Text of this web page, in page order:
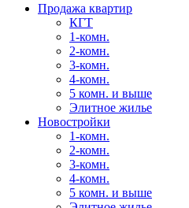
Продажа квартир
КГТ
1-комн.
2-комн.
3-комн.
4-комн.
5 комн. и выше
Элитное жилье
Новостройки
1-комн.
2-комн.
3-комн.
4-комн.
5 комн. и выше